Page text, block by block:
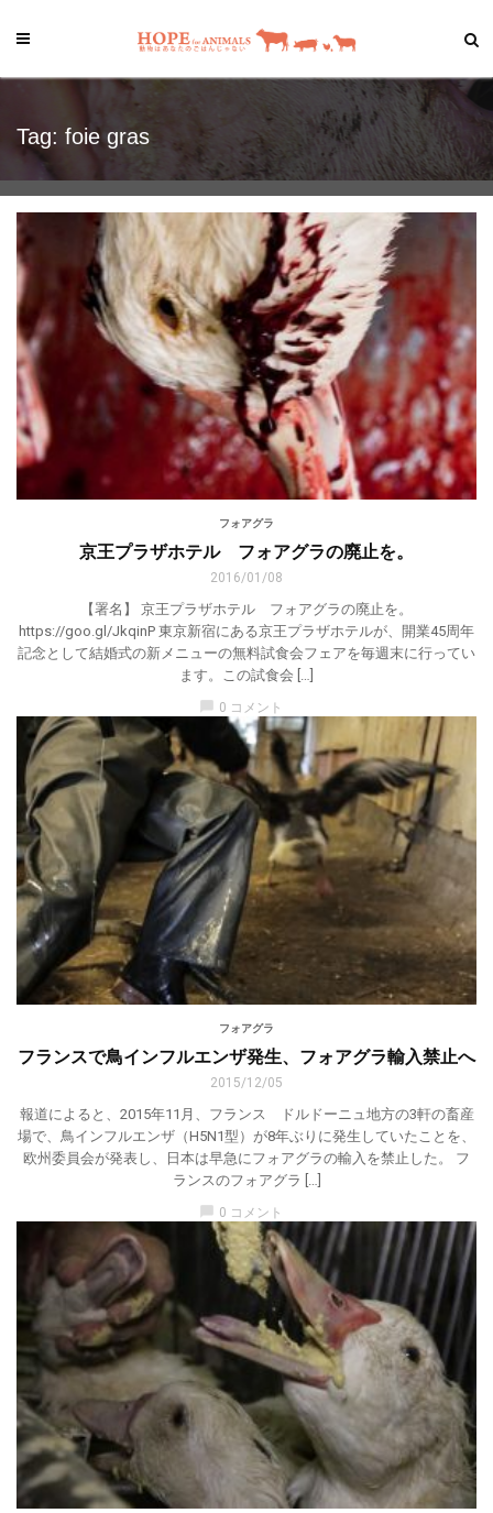
Tag: foie gras
フォアグラ
京王プラザホテル フォアグラの廃止を。
2016/01/08
【署名】 京王プラザホテル フォアグラの廃止を。
https://goo.gl/JkqinP 東京新宿にある京王プラザホテルが、開業45周年
記念として結婚式の新メニューの無料試食会フェアを毎週末に行ってい
ます。この試食会 […]
chat_bubble 0 コメント
フォアグラ
フランスで鳥インフルエンザ発生、フォアグラ輸入禁止へ
2015/12/05
報道によると、2015年11月、フランス ドルドーニュ地方の3軒の畜産
場で、鳥インフルエンザ（H5N1型）が8年ぶりに発生していたことを、
欧州委員会が発表し、日本は早急にフォアグラの輸入を禁止した。 フ
ランスのフォアグラ […]
0 コメント